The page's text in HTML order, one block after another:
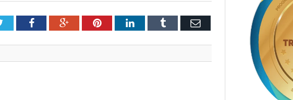
TwitterFacebookGoogle+PinterestLinkedInTumblr Email